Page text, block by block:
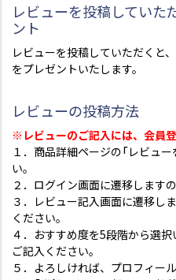
レビューを投稿していた
ント
レビューを投稿していただくと
をプレゼントいたします。
レビューの投稿方法
※レビューのご記入には、会員登
１．商品詳細ページの「レビュ
い。
２．ログイン画面に遷移します
３．レビュー記入画面に遷移し
ください。
４．おすすめ度を5段階から選
ご記入ください。
５．よろしければ、プロフィー